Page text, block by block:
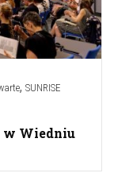
, SUNRISE
w Wiedniu